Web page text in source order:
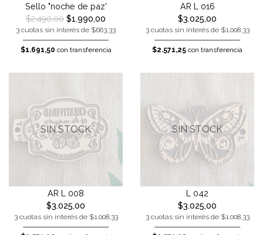
Sello "noche de paz'
$2.490,00 $1.990,00
3 cuotas sin interés de $663,33
$1.691,50 con transferencia
AR L 016
$3.025,00
3 cuotas sin interés de $1.008,33
$2.571,25 con transferencia
SIN STOCK
AR L 008
$3.025,00
3 cuotas sin interés de $1.008,33
SIN STOCK
L 042
$3.025,00
3 cuotas sin interés de $1.008,33